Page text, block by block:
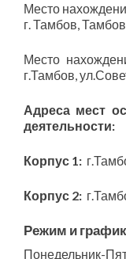
Место
г. Тамбов,
Место
г.Тамбов,
Адреса мест
деятельности:
Корпус 1:
Корпус 2:
Режим и
Понедельник-